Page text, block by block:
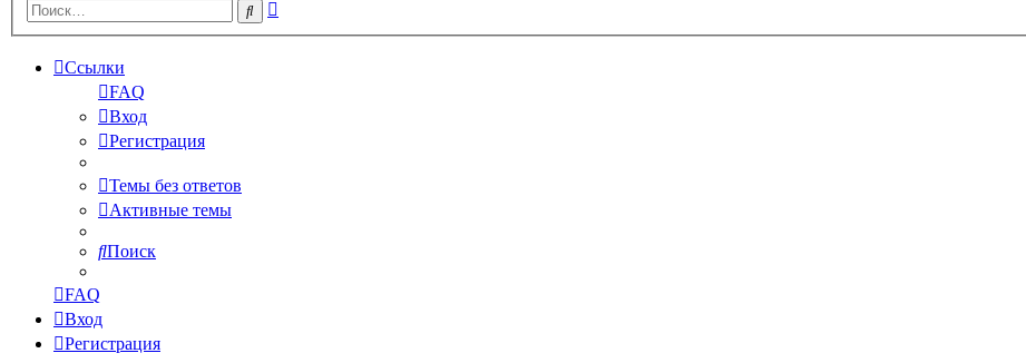
Поиск
Ссылки
FAQ
Вход
Регистрация
Темы без ответов
Активные темы
Поиск
FAQ
Вход
Регистрация